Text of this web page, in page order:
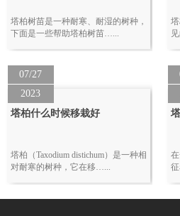
塔柏树苗是一种耐寒、耐湿的树种，
下面是一些帮助塔柏树苗…...
07/27
2023
塔柏什么时候移栽好
塔柏（Taxodium distichum）是一种相
对耐寒的树种，它在移…...